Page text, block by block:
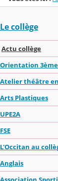
Le collège
Actu collège
Orientation 3ème
Atelier théâtre
Arts Plastiques
UPE2A
FSE
L'Occitan au
Anglais